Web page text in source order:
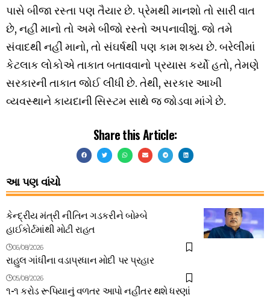
પાસે બીજા રસ્તા પણ તૈયાર છે. પ્રેમથી માનશો તો સારી વાત
છે, નહીં માનો તો અમે બીજો રસ્તો અપનાવીશું. જો તમે
સંવાદથી નહીં માનો, તો સંઘર્ષથી પણ કામ શક્ય છે. બરેલીમાં
કેટલાક લોકોએ તાકાત બતાવવાનો પ્રયાસ કર્યો હતો, તેમણે
સરકારની તાકાત જોઈ લીધી છે. તેથી, સરકાર આખી
વ્યવસ્થાને કાયદાની સિસ્ટમ સાથે જ જોડવા માંગે છે.
Share this Article:
આ પણ વાંચો
કેન્દ્રીય મંત્રી નીતિન ગડકરીને બોમ્બે
હાઈકોર્ટમાંથી મોટી રાહત
06/08/2026
રાહુલ ગાંધીના વડાપ્રધાન મોદી પર પ્રહાર
05/08/2026
૧-૧ કરોડ રૂપિયાનું વળતર આપો નહીંતર થશે ધરણાં